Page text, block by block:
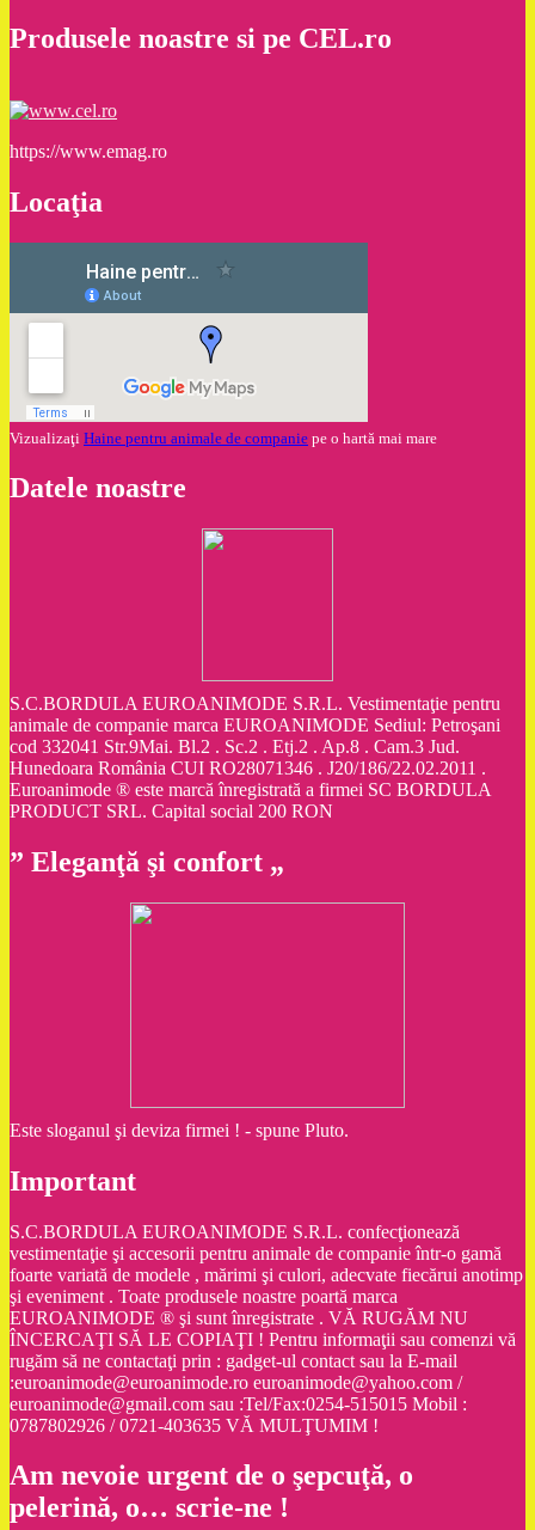
Produsele noastre si pe CEL.ro
https://www.emag.ro
Locaţia
Vizualizaţi Haine pentru animale de companie pe o hartă mai mare
Datele noastre
S.C.BORDULA EUROANIMODE S.R.L. Vestimentaţie pentru
animale de companie marca EUROANIMODE Sediul: Petroşani
cod 332041 Str.9Mai. Bl.2 . Sc.2 . Etj.2 . Ap.8 . Cam.3 Jud.
Hunedoara România CUI RO28071346 . J20/186/22.02.2011 .
Euroanimode ® este marcă înregistrată a firmei SC BORDULA
PRODUCT SRL. Capital social 200 RON
” Eleganţă şi confort „
Este sloganul şi deviza firmei ! - spune Pluto.
Important
S.C.BORDULA EUROANIMODE S.R.L. confecţionează
vestimentaţie şi accesorii pentru animale de companie într-o gamă
foarte variată de modele , mărimi şi culori, adecvate fiecărui anotimp
şi eveniment . Toate produsele noastre poartă marca
EUROANIMODE ® şi sunt înregistrate . VĂ RUGĂM NU
ÎNCERCAŢI SĂ LE COPIAŢI ! Pentru informaţii sau comenzi vă
rugăm să ne contactaţi prin : gadget-ul contact sau la E-mail
:euroanimode@euroanimode.ro euroanimode@yahoo.com /
euroanimode@gmail.com sau :Tel/Fax:0254-515015 Mobil :
0787802926 / 0721-403635 VĂ MULŢUMIM !
Am nevoie urgent de o şepcuţă, o
pelerină, o… scrie-ne !